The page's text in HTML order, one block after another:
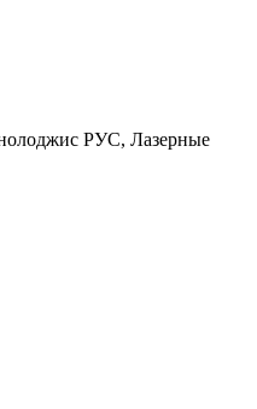
РУС, Лазерные